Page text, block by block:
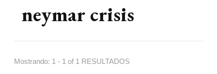
neymar crisis
Mostrando: 1 - 1 of 1 RESULTADOS